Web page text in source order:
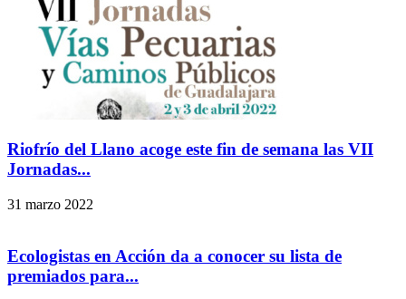
Riofrío del Llano acoge este fin de semana las VII
Jornadas...
31 marzo 2022
Ecologistas en Acción da a conocer su lista de
premiados para...